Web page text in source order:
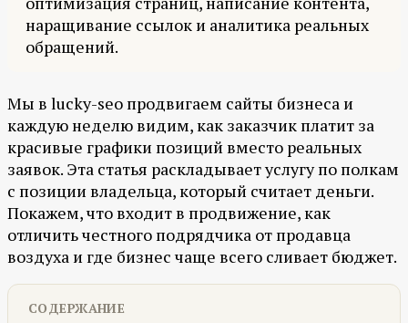
наращивание ссылок и аналитика реальных
обращений.
Мы в lucky-seo продвигаем сайты бизнеса и
каждую неделю видим, как заказчик платит за
красивые графики позиций вместо реальных
заявок. Эта статья раскладывает услугу по полкам
с позиции владельца, который считает деньги.
Покажем, что входит в продвижение, как
отличить честного подрядчика от продавца
воздуха и где бизнес чаще всего сливает бюджет.
СОДЕРЖАНИЕ